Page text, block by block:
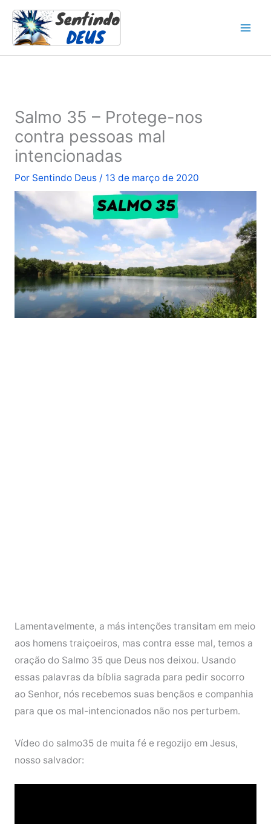
para
conteúdo
Salmo 35 – Protege-nos
contra pessoas mal
intencionadas
Por Sentindo Deus / 13 de março de 2020
Lamentavelmente, a más intenções transitam em meio
aos homens traiçoeiros, mas contra esse mal, temos a
oração do Salmo 35 que Deus nos deixou. Usando
essas palavras da bíblia sagrada para pedir socorro
ao Senhor, nós recebemos suas bençãos e companhia
para que os mal-intencionados não nos perturbem.
Vídeo do salmo35 de muita fé e regozijo em Jesus,
nosso salvador: